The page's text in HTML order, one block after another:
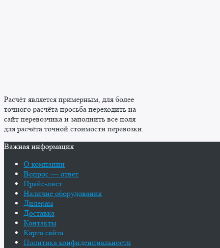
Расчёт является примерным, для более
точного расчёта просьба переходить на
сайт перевозчика и заполнить все поля
для расчёта точной стоимости перевозки.
Важная информация
О компании
Вопрос — ответ
Прайс-лист
Наличие оборудования
Дилерам
Доставка
Контакты
Карта сайта
Политика конфиденциальности